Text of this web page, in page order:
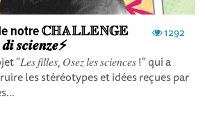
1292
de notre ℂℍ𝔸𝕃𝕃𝔼ℕ𝔾𝔼
𝒔𝒄𝒊𝒆𝒏𝒛𝒆⚡
𝑓𝑖𝑙𝑙𝑒𝑠, 𝑂𝑠𝑒𝑧 𝑙𝑒𝑠 𝑠𝑐𝑖𝑒𝑛𝑐𝑒𝑠 !" qui a
les stéréotypes et idées reçues par